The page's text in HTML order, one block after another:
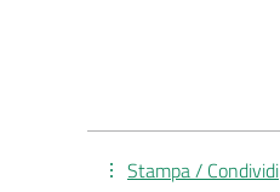
Stampa / Condividi